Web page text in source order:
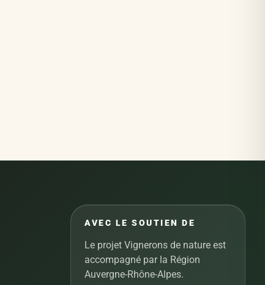
AVEC LE SOUTIEN DE
Le projet Vignerons de nature est
accompagné par la Région
Auvergne-Rhône-Alpes.